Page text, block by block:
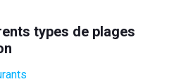
types de plages